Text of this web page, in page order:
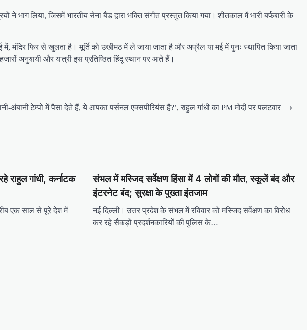
ने भाग लिया, जिसमें भारतीय सेना बैंड द्वारा भक्ति संगीत प्रस्तुत किया गया। शीतकाल में भारी बर्फबारी के
मंदिर फिर से खुलता है। मूर्ति को उखीमठ में ले जाया जाता है और अप्रैल या मई में पुनः स्थापित किया जाता
हजारों अनुयायी और यात्री इस प्रतिष्ठित हिंदू स्थान पर आते हैं।
अंबानी टेम्पो में पैसा देते हैं, ये आपका पर्सनल एक्सपीरियंस है?’, राहुल गांधी का PM मोदी पर पलटवार⟶
राहुल गांधी, कर्नाटक
एक साल से पूरे देश में
संभल में मस्जिद सर्वेक्षण हिंसा में 4 लोगों की मौत, स्कूलें बंद और
इंटरनेट बंद; सुरक्षा के पुख्ता इंतजाम
नई दिल्ली। उत्तर प्रदेश के संभल में रविवार को मस्जिद सर्वेक्षण का विरोध
कर रहे सैकड़ों प्रदर्शनकारियों की पुलिस के…